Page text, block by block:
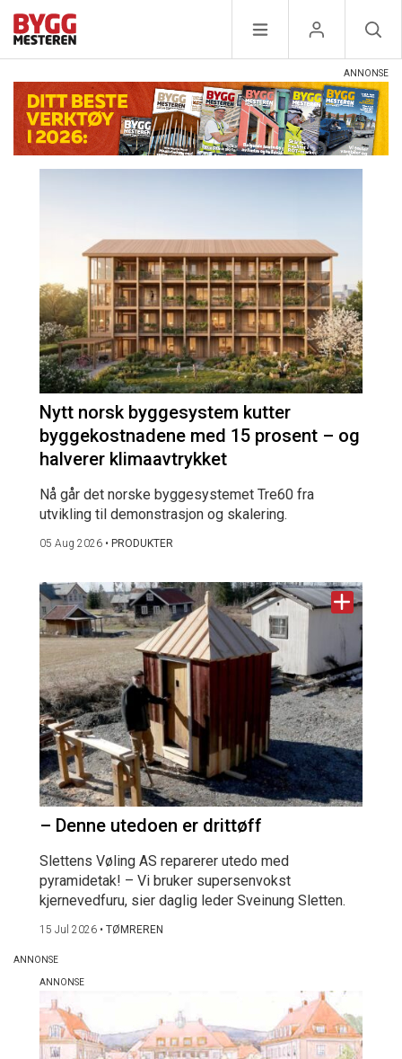
Nytt norsk byggesystem kutter
byggekostnadene med 15 prosent – og
halverer klimaavtrykket
Nå går det norske byggesystemet Tre60 fra
utvikling til demonstrasjon og skalering.
05 Aug 2026 • PRODUKTER
– Denne utedoen er drittøff
Slettens Vøling AS reparerer utedo med
pyramidetak! – Vi bruker supersenvokst
kjernevedfuru, sier daglig leder Sveinung Sletten.
15 Jul 2026 • TØMREREN